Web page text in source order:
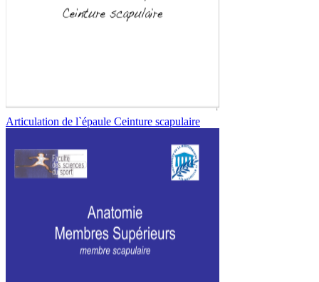
Articulation de l`épaule Ceinture scapulaire